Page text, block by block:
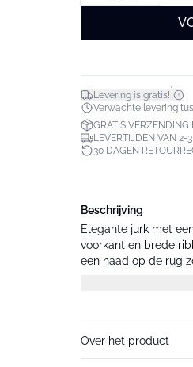
Levering is gratis!*
Verwachte levering
GRATIS
LEVERTIJDEN VAN 2-
30 DAGEN
Beschrijving
Elegante jurk met
voorkant en brede
een naad op de rug
Over het product